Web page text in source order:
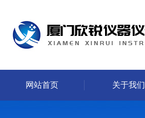
网站首页 关于我们